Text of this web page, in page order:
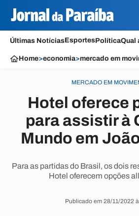
Últimas NotíciasEsportesPolíticaQual
Home>economia>mercado em
MERCADO EM
Hotel oferece
para assistir à
Mundo em
Para as partidas do Brasil, os dois
Hotel oferecem opções
Publicado em 28/11/2022